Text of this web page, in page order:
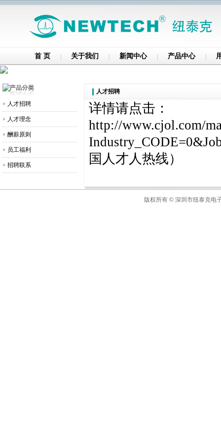
首 页 关于我们 新闻中心 产品中心
人才招聘
人才理念
酬薪原则
员工福利
招聘联系
人才招聘
详情请点击：
http://www.cjol.com/
国人才人热线）
版权所有 © 深圳市纽泰克电